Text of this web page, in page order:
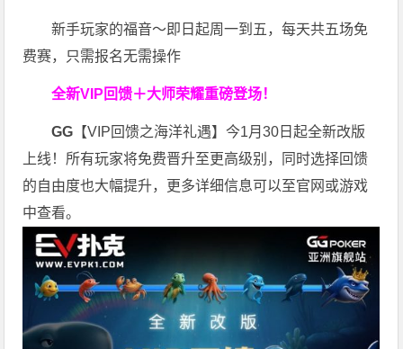
新手玩家的福音～即日起周一到五，每天共五场免
费赛，只需报名无需操作
全新VIP回馈＋大师荣耀重磅登场！
GG 【VIP回馈之海洋礼遇】今1月30日起全新改版
上线！所有玩家将免费晋升至更高级别，同时选择回馈
的自由度也大幅提升，更多详细信息可以至官网或游戏
中查看。